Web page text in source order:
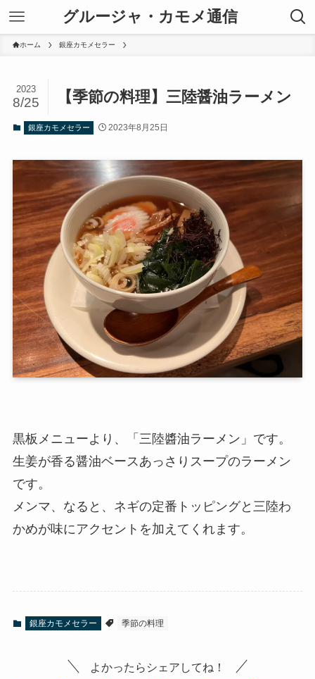
グルージャ・カモメ通信
ホーム 銀座カモメセラー
【季節の料理】三陸醤油ラーメン
2023
8/25
銀座カモメセラー 2023年8月25日
黒板メニューより、「三陸醬油ラーメン」です。
生姜が香る醤油ベースあっさりスープのラーメン
です。
メンマ、なると、ネギの定番トッピングと三陸わ
かめが味にアクセントを加えてくれます。
銀座カモメセラー 季節の料理
よかったらシェアしてね！